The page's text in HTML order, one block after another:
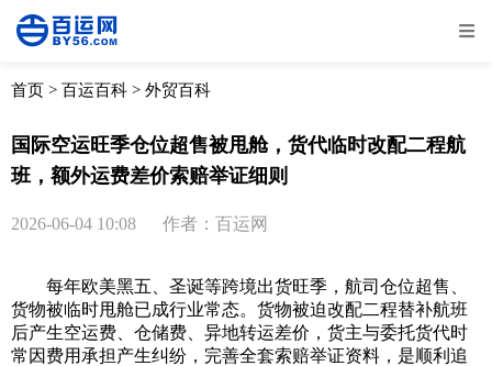
全部 物流资讯
取消
首页 > 百运百科 > 外贸百科
国际空运旺季仓位超售被甩舱，货代临时改配二程航
班，额外运费差价索赔举证细则
2026-06-04 10:08 作者：百运网
每年欧美黑五、圣诞等跨境出货旺季，航司仓位超售、
货物被临时甩舱已成行业常态。货物被迫改配二程替补航班
后产生空运费、仓储费、异地转运差价，货主与委托货代时
常因费用承担产生纠纷，完善全套索赔举证资料，是顺利追